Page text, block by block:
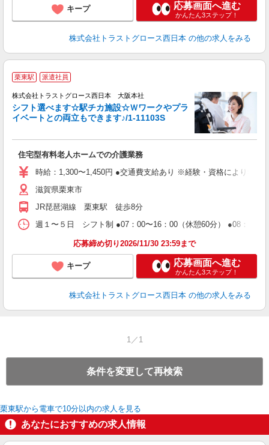
キープ 応募画面へ進む
かんたん3ステップ！
株式会社トラストグロース西日本 の他の求人をみる
栗東駅 派遣社員
株式会社トラストグロース西日本 大阪本社
シフト選べます☆駅チカ施設☆Ｗワークやプラ
イベートとの両立もできます♪/1-11103S
住宅型有料老人ホームでの介護業務
時給：1,300〜1,450円 ●交通費支給あり ※経験・資格により考慮
滋賀県栗東市
JR琵琶湖線 栗東駅 徒歩8分
週１〜５日 シフト制 ●07：00〜16：00（休憩60分） ●08：00〜
応募締め切り2026/11/30 23:59まで
キープ 応募画面へ進む
かんたん3ステップ！
株式会社トラストグロース西日本 の他の求人をみる
1／1
条件を変更して再検索
栗東駅から電車で10分以内の求人を見る
あなたにおすすめの求人情報